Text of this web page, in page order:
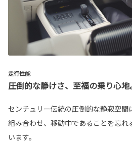
走行性能
圧倒的な静けさ、至福の乗り心地
センチュリー伝統の圧倒的な静寂空間
組み合わせ、移動中であることを忘れ
います。